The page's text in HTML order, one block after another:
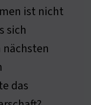
ist nicht
sich
nächsten
das